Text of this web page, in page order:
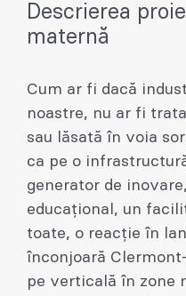
Descrierea
maternă
Cum ar fi dacă
noastre, nu ar fi
sau lăsată în voia
ca pe o
generator de
educațional, un
toate, o reacție în
înconjoară
pe verticală în zone